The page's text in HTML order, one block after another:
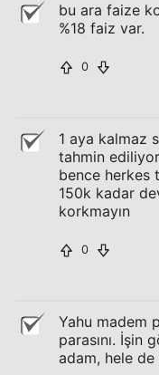
bu ara faize
%18 faiz var.
0
1 aya kalmaz
tahmin
bence herkes
150k kadar
korkmayın
0
Yahu madem
parasını. İşin
adam, hele